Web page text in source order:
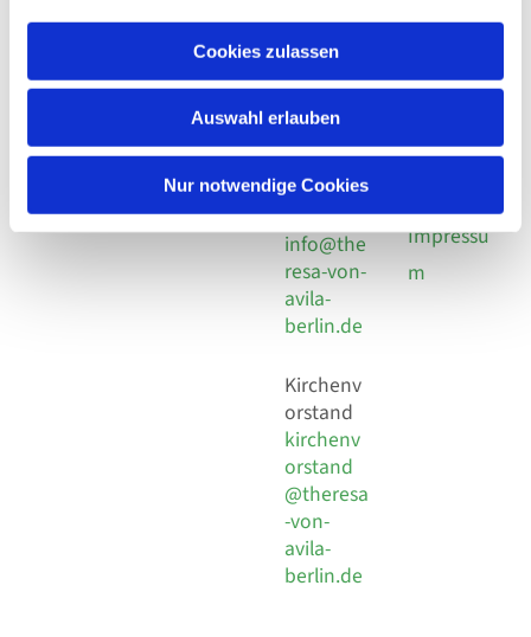
Cookies zulassen
Auswahl erlauben
Nur notwendige Cookies
Kirchengemeinde Pfarrei
Hl. Theresa von Avila Berlin
Nordost
Leitender Pfarrer - Norbert
Pomplun
13086 Berlin
Telefon
+49 30
924 64 28
30 924 54
18
E-Mail
info@the
resa-von-
avila-
berlin.de
Kirchenv
orstand
kirchenv
orstand
@theresa
-von-
avila-
berlin.de
Datensch
Datensch
Social
Impressu
m